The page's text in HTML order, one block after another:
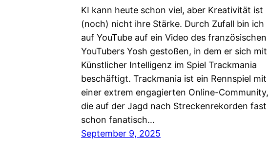
KI kann heute schon viel, aber Kreativität ist
(noch) nicht ihre Stärke. Durch Zufall bin ich
auf YouTube auf ein Video des französischen
YouTubers Yosh gestoßen, in dem er sich mit
Künstlicher Intelligenz im Spiel Trackmania
beschäftigt. Trackmania ist ein Rennspiel mit
einer extrem engagierten Online-Community,
die auf der Jagd nach Streckenrekorden fast
schon fanatisch…
September 9, 2025